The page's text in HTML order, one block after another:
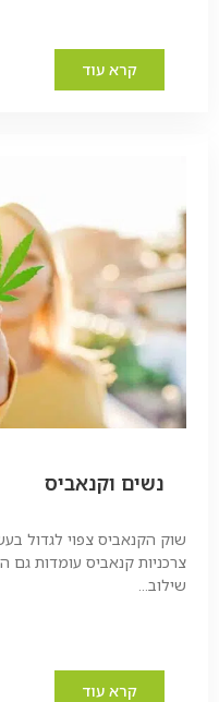
קרא עוד
נשים וקנאביס
שוק הקנאביס צפוי לגדול
צרכניות קנאביס עומדות גם
שילוב...
קרא עוד